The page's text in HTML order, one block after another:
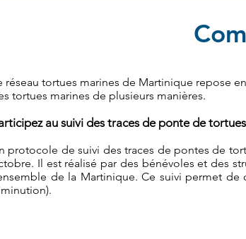
réseau tortues marines de Martinique repose
tortues marines de plusieurs manières.
au suivi des traces de ponte de
protocole de suivi des traces de pontes de
Il est réalisé par des bénévoles et des
de la Martinique. Ce suivi permet